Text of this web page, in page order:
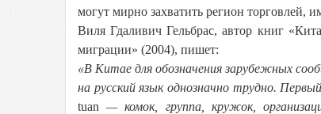
могут мирно захватить регион торговлей,
Виля Гдаливич Гельбрас, автор книг
миграции» (2004), пишет:
«В Китае для обозначения зарубежных
на русский язык однозначно трудно.
tuan — комок, группа, кружок,